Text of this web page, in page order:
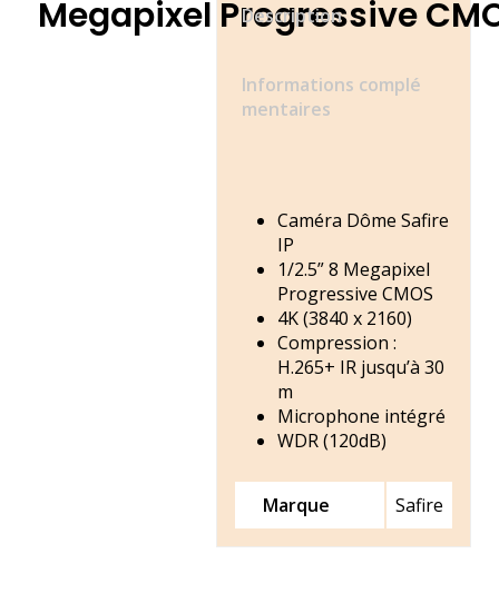
Megapixel Progressive
Description
Informations complé
mentaires
Caméra Dôme Safire
IP
1/2.5” 8 Megapixel
Progressive CMOS
4K (3840 x 2160)
Compression :
H.265+ IR jusqu’à 30
m
Microphone intégré
WDR (120dB)
Marque Safire